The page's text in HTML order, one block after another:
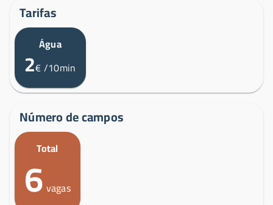
Tarifas
Água
2€/10min
Número de campos
Total
6 vagas